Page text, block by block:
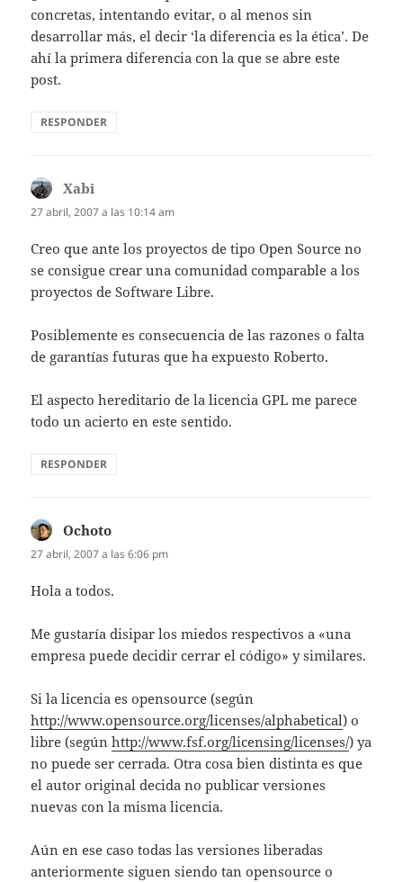
concretas, intentando evitar, o al menos sin
desarrollar más, el decir ‘la diferencia es la ética’. De
ahí la primera diferencia con la que se abre este
post.
RESPONDER
Xabi
27 abril, 2007 a las 10:14 am
Creo que ante los proyectos de tipo Open Source no
se consigue crear una comunidad comparable a los
proyectos de Software Libre.
Posiblemente es consecuencia de las razones o falta
de garantías futuras que ha expuesto Roberto.
El aspecto hereditario de la licencia GPL me parece
todo un acierto en este sentido.
RESPONDER
Ochoto
27 abril, 2007 a las 6:06 pm
Hola a todos.
Me gustaría disipar los miedos respectivos a «una
empresa puede decidir cerrar el código» y similares.
Si la licencia es opensource (según
http://www.opensource.org/licenses/alphabetical) o
libre (segúnhttp://www.fsf.org/licensing/licenses/) ya
no puede ser cerrada. Otra cosa bien distinta es que
el autor original decida no publicar versiones
nuevas con la misma licencia.
Aún en ese caso todas las versiones liberadas
anteriormente siguen siendo tan opensource o